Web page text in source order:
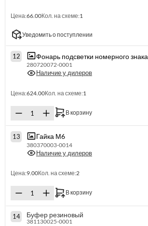
Цена:66.00Кол. на схеме:1
Уведомить о поступлении
12 Фонарь подсветки номерного знака
280720072-0001
Наличие у дилеров
Цена:624.00Кол. на схеме:1
В корзину
13 Гайка М6
380370003-0014
Наличие у дилеров
Цена:9.00Кол. на схеме:2
В корзину
14 Буфер резиновый
381130025-0001